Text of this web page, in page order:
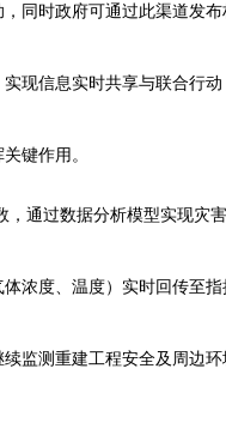
同时政府可通过此渠道发
现信息实时共享与联合行动
键作用。
通过数据分析模型实现灾
浓度、温度）实时回传至
监测重建工程安全及周边环